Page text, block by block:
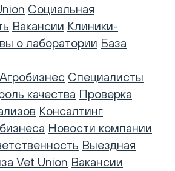
Социальная
Вакансии Клиники-
о лаборатории База
Агробизнес Специалисты
качества Проверка
Консалтинг
Новости компании
Выездная
Vet Union Вакансии